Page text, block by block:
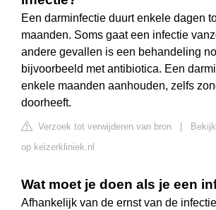
Een darminfectie duurt enkele dagen
maanden. Soms gaat een infectie
andere gevallen is een behandeling
bijvoorbeeld met antibiotica. Een
enkele maanden aanhouden, zelfs
doorheeft.
Verzoek tot verwijderen van bron
op keizerkliniek.nl
Wat moet je doen als je een
Afhankelijk van de ernst van de